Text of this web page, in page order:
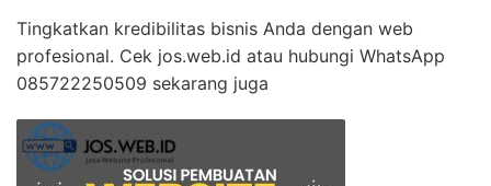
Tingkatkan kredibilitas bisnis Anda dengan web
profesional. Cek jos.web.id atau hubungi WhatsApp
085722250509 sekarang juga